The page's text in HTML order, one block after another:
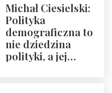
Michał Ciesielski:
Polityka
demograficzna to
nie dziedzina
polityki, a jej